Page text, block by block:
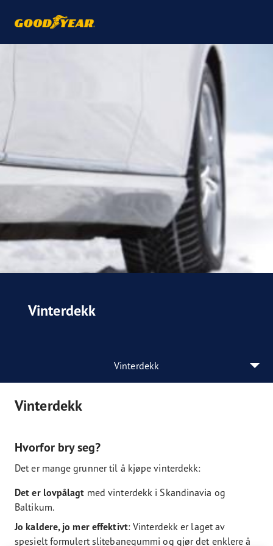
Vinterdekk
Vinterdekk
Vinterdekk
Hvorfor bry seg?
Det er mange grunner til å kjøpe vinterdekk:
Det er lovpålagt med vinterdekk i Skandinavia og
Baltikum.
Jo kaldere, jo mer effektivt: Vinterdekk er laget av
spesielt formulert slitebanegummi og gjør det enklere å